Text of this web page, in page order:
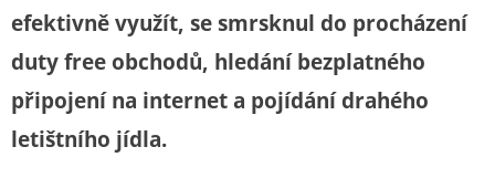
efektivně využít, se smrsknul do procházení
duty free obchodů, hledání bezplatného
připojení na internet a pojídání drahého
letištního jídla.